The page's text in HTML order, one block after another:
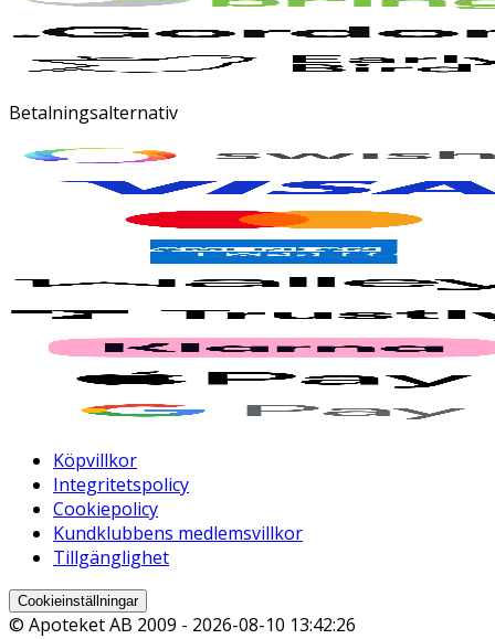
Betalningsalternativ
Köpvillkor
Integritetspolicy
Cookiepolicy
Kundklubbens medlemsvillkor
Tillgänglighet
Cookieinställningar
© Apoteket AB 2009 - 2026-08-10 13:42:26